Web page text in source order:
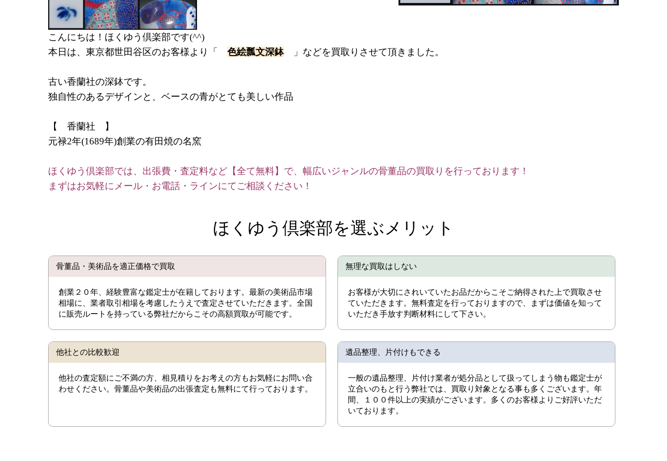
こんにちは！ほくゆう倶楽部です(^^)
本日は、東京都世田谷区のお客様より「 色絵瓢文深鉢」などを買取りさせて頂きました。
古い香蘭社の深鉢です。
独自性のあるデザインと、ベースの青がとても美しい作品
【 香蘭社 】
元禄2年(1689年)創業の有田焼の名窯
ほくゆう倶楽部では、出張費・査定料など【全て無料】で、幅広いジャンルの骨董品の買取りを行っております！
まずはお気軽にメール・お電話・ラインにてご相談ください！
ほくゆう倶楽部を選ぶメリット
骨董品・美術品を適正価格で買取
創業２０年、経験豊富な鑑定士が在籍しております。最新の美術品市場
相場に、業者取引相場を考慮したうえで査定させていただきます。全国
に販売ルートを持っている弊社だからこその高額買取が可能です。
無理な買取はしない
お客様が大切にされいていたお品だからこそご納得された上で買取させ
ていただきます。無料査定を行っておりますので、まずは価値を知って
いただき手放す判断材料にして下さい。
他社との比較歓迎
他社の査定額にご不満の方、相見積りをお考えの方もお気軽にお問い合
わせください。骨董品や美術品の出張査定も無料にて行っております。
遺品整理、片付けもできる
一般の遺品整理、片付け業者が処分品として扱ってしまう物も鑑定士が
立合いのもと行う弊社では、買取り対象となる事も多くございます。年
間、１００件以上の実績がございます。多くのお客様よりご好評いただ
いております。